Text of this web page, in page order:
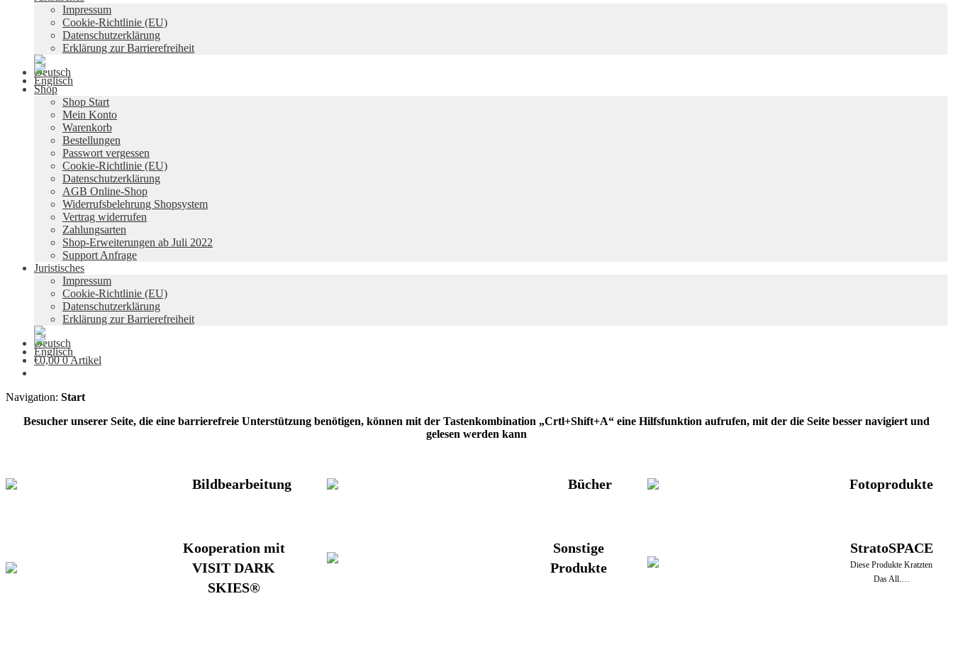
Impressum
Cookie-Richtlinie (EU)
Datenschutzerklärung
Erklärung zur Barrierefreiheit
Shop
Shop Start
Mein Konto
Warenkorb
Bestellungen
Passwort vergessen
Cookie-Richtlinie (EU)
Datenschutzerklärung
AGB Online-Shop
Widerrufsbelehrung Shopsystem
Vertrag widerrufen
Zahlungsarten
Shop-Erweiterungen ab Juli 2022
Support Anfrage
Juristisches
Impressum
Cookie-Richtlinie (EU)
Datenschutzerklärung
Erklärung zur Barrierefreiheit
€0,00 0 Artikel
Navigation: Start
Besucher unserer Seite, die eine barrierefreie Unterstützung benötigen, können mit der Tastenkombination „Crtl+Shift+A“ eine Hilfsfunktion aufrufen, mit der die Seite besser navigiert und
gelesen werden kann
Bildbearbeitung Bücher Fotoprodukte
Kooperation mit
VISIT DARK
SKIES®
Sonstige
Produkte
StratoSPACE
Diese Produkte Kratzten
Das All.…